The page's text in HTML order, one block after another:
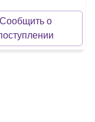
Сообщить о